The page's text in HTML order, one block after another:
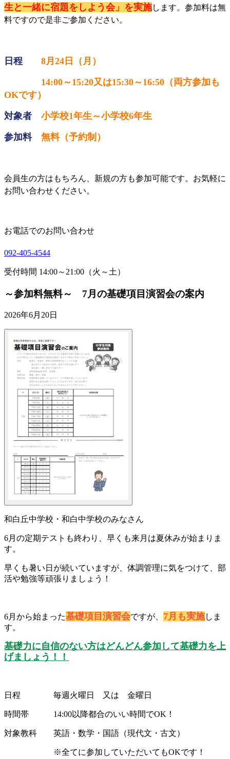
生と一緒に宿題をしよう会」を実施します。参加料は無
料ですので是非ご参加ください。
日程 8月 24 日（月）
14:00～ 15:20又は15:30～ 16:50 （両方参加も
OKです）
対象者 小学校1年生～小学校6年生
参加料 無料（予約制）
会員生の方はもちろん、新規の方も参加可能です。お気軽に
お問い合わせください。
お電話でのお問い合わせ
092-405-4544
受付時間 14:00～21:00（火～土）
～参加料無料～ 7月の基礎項目演習会の案内
2026年6月20日
和白丘中学校・和白中学校のみなさん
6月の定期テストも終わり、早くも来月は夏休みが始まりま
す。
早くも暑い日が続いていますが、体調管理に気をつけて、部
活や勉強等頑張りましょう！
6月から始まった基礎項目演習会ですが、 7月も実施しま
す。
基礎力に自信のない方はどんどん参加して基礎力を上
げましょう！！
日程 毎週火曜日 又は 金曜日
時間帯 14:00以降都合のいい時間でOK ！
対象教科 英語・数学・国語（現代文・古文）
※全てに参加していただいてもOKです！